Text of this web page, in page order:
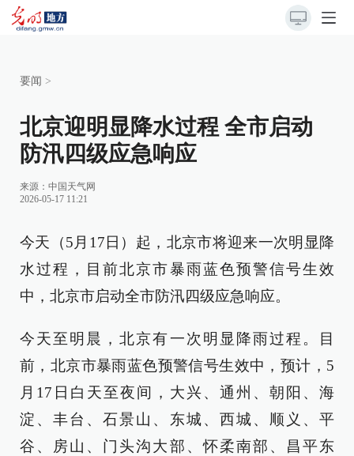
要闻 >
北京迎明显降水过程 全市启动
防汛四级应急响应
来源： 中国天气网
2026-05-17 11:21
今天（5月17日）起，北京市将迎来一次明显降
水过程，目前北京市暴雨蓝色预警信号生效
中，北京市启动全市防汛四级应急响应。
今天至明晨，北京有一次明显降雨过程。目
前，北京市暴雨蓝色预警信号生效中，预计，5
月17日白天至夜间，大兴、通州、朝阳、海
淀、丰台、石景山、东城、西城、顺义、平
谷、房山、门头沟大部、怀柔南部、昌平东